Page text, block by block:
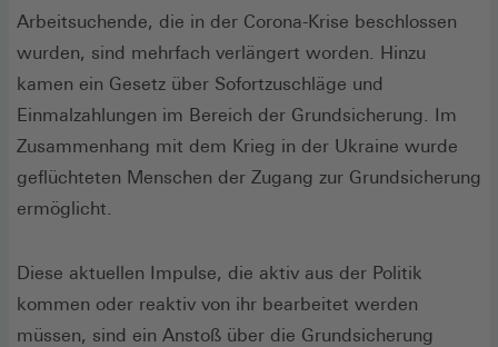
einem
neuen
Fenster)
Arbeitsuchende, die in der Corona-Krise beschlossen
wurden, sind mehrfach verlängert worden. Hinzu
kamen ein Gesetz über Sofortzuschläge und
Einmalzahlungen im Bereich der Grundsicherung. Im
Zusammenhang mit dem Krieg in der Ukraine wurde
geflüchteten Menschen der Zugang zur Grundsicherung
ermöglicht.
Diese aktuellen Impulse, die aktiv aus der Politik
kommen oder reaktiv von ihr bearbeitet werden
müssen, sind ein Anstoß über die Grundsicherung